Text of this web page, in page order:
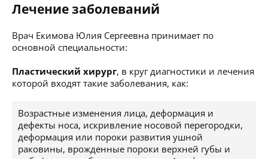
Лечение заболеваний
Врач Екимова Юлия Сергеевна принимает по
основной специальности:
Пластический хирург, в круг диагностики и лечения
которой входят такие заболевания, как:
Возрастные изменения лица, деформация и
дефекты носа, искривление носовой перегородки,
деформация или пороки развития ушной
раковины, врожденные пороки верхней губы и